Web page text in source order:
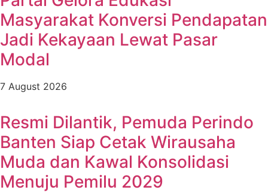
Masyarakat Konversi Pendapatan
Jadi Kekayaan Lewat Pasar
Modal
7 August 2026
Resmi Dilantik, Pemuda Perindo
Banten Siap Cetak Wirausaha
Muda dan Kawal Konsolidasi
Menuju Pemilu 2029